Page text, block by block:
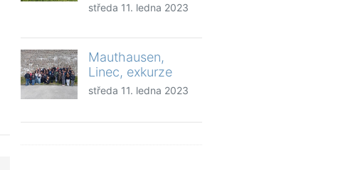
středa 11. ledna 2023
Mauthausen,
Linec, exkurze
středa 11. ledna 2023